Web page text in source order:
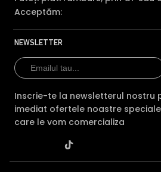
Codare folosind Inteligenta
Acceptăm:
NEWSLETTER
Inscrie-te la newsletterul nostru
imediat ofertele noastre
care le vom comercializa